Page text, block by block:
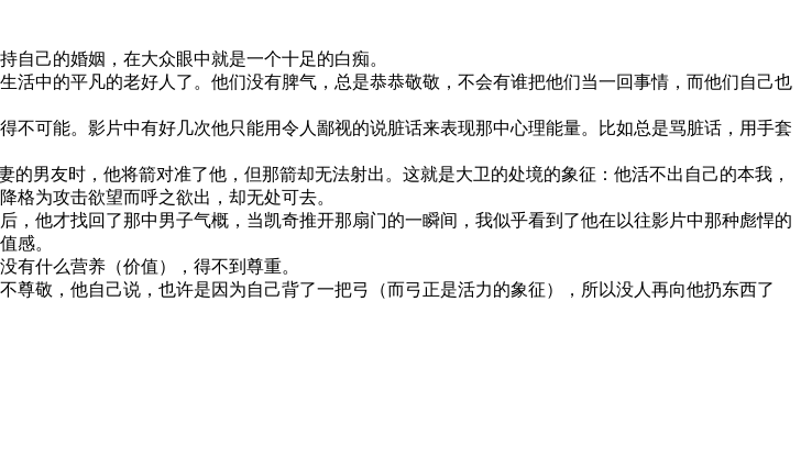
自己的婚姻，在大众眼中就是一个十足的白痴。
中的平凡的老好人了。他们没有脾气，总是恭恭敬敬，不会有谁把他们当一回事情，而他们自己也
可能。影片中有好几次他只能用令人鄙视的说脏话来表现那中心理能量。比如总是骂脏话，用手套
男友时，他将箭对准了他，但那箭却无法射出。这就是大卫的处境的象征：他活不出自己的本我，
格为攻击欲望而呼之欲出，却无处可去。
他才找回了那中男子气概，当凯奇推开那扇门的一瞬间，我似乎看到了他在以往影片中那种彪悍的
感。
有什么营养（价值），得不到尊重。
敬，他自己说，也许是因为自己背了一把弓（而弓正是活力的象征），所以没人再向他扔东西了